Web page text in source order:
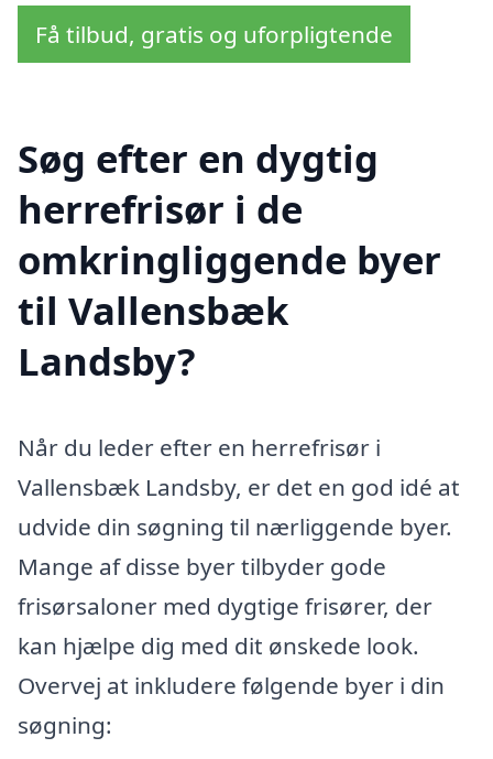
Få tilbud, gratis og uforpligtende
Søg efter en dygtig
herrefrisør i de
omkringliggende byer
til Vallensbæk
Landsby?
Når du leder efter en herrefrisør i
Vallensbæk Landsby, er det en god idé at
udvide din søgning til nærliggende byer.
Mange af disse byer tilbyder gode
frisørsaloner med dygtige frisører, der
kan hjælpe dig med dit ønskede look.
Overvej at inkludere følgende byer i din
søgning: